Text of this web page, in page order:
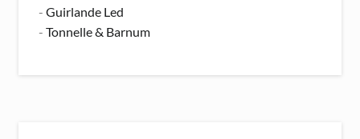
-Guirlande Led
-Tonnelle & Barnum